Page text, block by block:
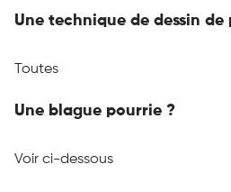
Une technique de dessin
Toutes
Une blague pourrie ?
Voir ci-dessous